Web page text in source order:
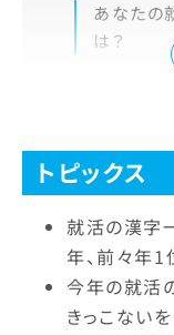
あなたの
は？
トピックス
就活の漢字
年、前々年1
今年の就活
きっこないを